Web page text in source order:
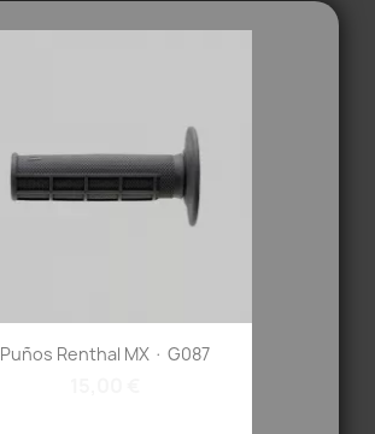
Puños Renthal MX · G087